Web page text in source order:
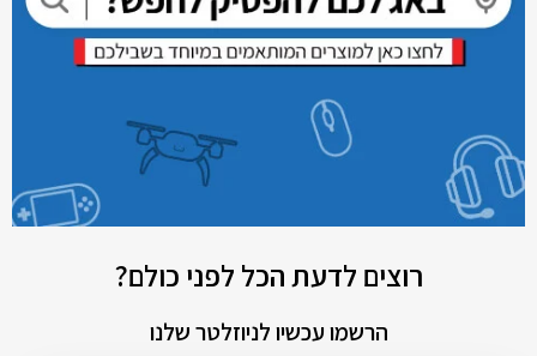
רוצים לדעת הכל לפני כולם?
הרשמו עכשיו לניוזלטר שלנו